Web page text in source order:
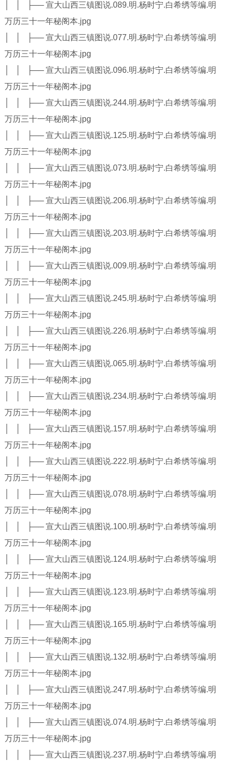
│ │ ├── 宣大山西三镇图说.089.明.杨时宁.白希绣等编.明
万历三十一年秘阁本.jpg
│ │ ├── 宣大山西三镇图说.077.明.杨时宁.白希绣等编.明
万历三十一年秘阁本.jpg
│ │ ├── 宣大山西三镇图说.096.明.杨时宁.白希绣等编.明
万历三十一年秘阁本.jpg
│ │ ├── 宣大山西三镇图说.244.明.杨时宁.白希绣等编.明
万历三十一年秘阁本.jpg
│ │ ├── 宣大山西三镇图说.125.明.杨时宁.白希绣等编.明
万历三十一年秘阁本.jpg
│ │ ├── 宣大山西三镇图说.073.明.杨时宁.白希绣等编.明
万历三十一年秘阁本.jpg
│ │ ├── 宣大山西三镇图说.206.明.杨时宁.白希绣等编.明
万历三十一年秘阁本.jpg
│ │ ├── 宣大山西三镇图说.203.明.杨时宁.白希绣等编.明
万历三十一年秘阁本.jpg
│ │ ├── 宣大山西三镇图说.009.明.杨时宁.白希绣等编.明
万历三十一年秘阁本.jpg
│ │ ├── 宣大山西三镇图说.245.明.杨时宁.白希绣等编.明
万历三十一年秘阁本.jpg
│ │ ├── 宣大山西三镇图说.226.明.杨时宁.白希绣等编.明
万历三十一年秘阁本.jpg
│ │ ├── 宣大山西三镇图说.065.明.杨时宁.白希绣等编.明
万历三十一年秘阁本.jpg
│ │ ├── 宣大山西三镇图说.234.明.杨时宁.白希绣等编.明
万历三十一年秘阁本.jpg
│ │ ├── 宣大山西三镇图说.157.明.杨时宁.白希绣等编.明
万历三十一年秘阁本.jpg
│ │ ├── 宣大山西三镇图说.222.明.杨时宁.白希绣等编.明
万历三十一年秘阁本.jpg
│ │ ├── 宣大山西三镇图说.078.明.杨时宁.白希绣等编.明
万历三十一年秘阁本.jpg
│ │ ├── 宣大山西三镇图说.100.明.杨时宁.白希绣等编.明
万历三十一年秘阁本.jpg
│ │ ├── 宣大山西三镇图说.124.明.杨时宁.白希绣等编.明
万历三十一年秘阁本.jpg
│ │ ├── 宣大山西三镇图说.123.明.杨时宁.白希绣等编.明
万历三十一年秘阁本.jpg
│ │ ├── 宣大山西三镇图说.165.明.杨时宁.白希绣等编.明
万历三十一年秘阁本.jpg
│ │ ├── 宣大山西三镇图说.132.明.杨时宁.白希绣等编.明
万历三十一年秘阁本.jpg
│ │ ├── 宣大山西三镇图说.247.明.杨时宁.白希绣等编.明
万历三十一年秘阁本.jpg
│ │ ├── 宣大山西三镇图说.074.明.杨时宁.白希绣等编.明
万历三十一年秘阁本.jpg
│ │ ├── 宣大山西三镇图说.237.明.杨时宁.白希绣等编.明